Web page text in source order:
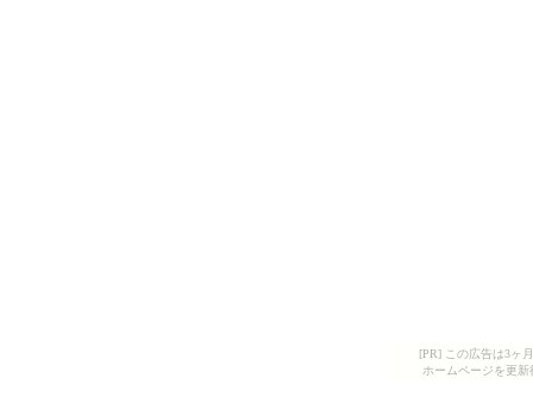
[PR] この広告は3ヶ
ホームページを更